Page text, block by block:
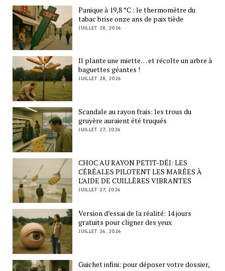
Panique à 19,8 °C : le thermomètre du
tabac brise onze ans de paix tiède
JUILLET 28, 2026
Il plante une miette… et récolte un arbre à
baguettes géantes !
JUILLET 28, 2026
Scandale au rayon frais: les trous du
gruyère auraient été truqués
JUILLET 27, 2026
CHOC AU RAYON PETIT-DÉJ: LES
CÉRÉALES PILOTENT LES MARÉES À
L’AIDE DE CUILLÈRES VIBRANTES
JUILLET 27, 2026
Version d’essai de la réalité: 14 jours
gratuits pour cligner des yeux
JUILLET 26, 2026
Guichet infini: pour déposer votre dossier,